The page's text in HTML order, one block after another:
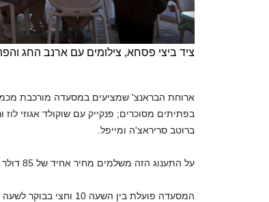
ציד ביצי פסחא, צילומים עם ארנב החג
ארוחת הבראנצ' שמציעים במסעדה מורכבת מכמה
בפתיתים מסוכרים; פנקייק עם שוקולד אגוזי לוז
ברוטב סריראצ'ה ומייפל.
על התענוג הזה משלמים מחיר אחיד של 85 דולר לסועד.
המסעדה פועלת בין השעה 10 וחצי בבוקר לשעה 3 וחצי אחר הצהריים.